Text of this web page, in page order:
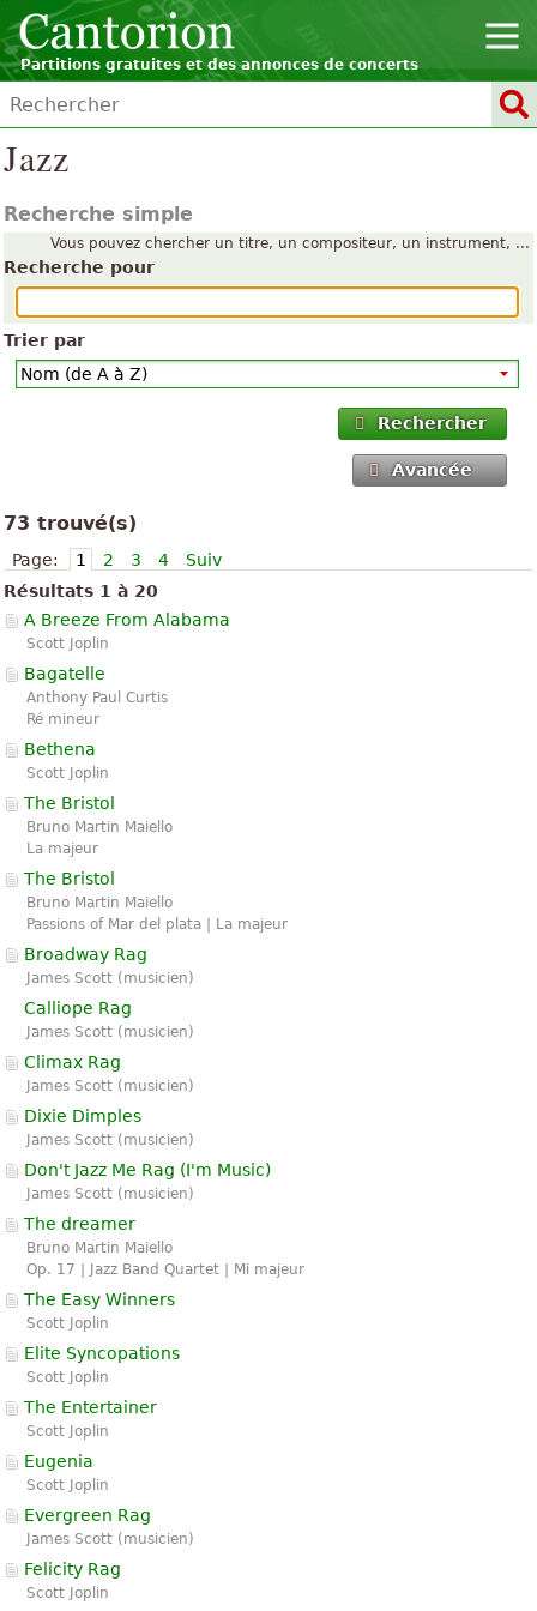
Partitions gratuites et des annonces de concerts
Jazz
Recherche simple
Vous pouvez chercher un titre, un compositeur, un instrument, ...
Recherche pour
Trier par
Rechercher
Avancée
73 trouvé(s)
Page: 1 2 3 4
Suiv
Résultats 1 à 20
A Breeze From Alabama
Scott Joplin
Bagatelle
Anthony Paul Curtis
Ré mineur
Bethena
Scott Joplin
The Bristol
Bruno Martin Maiello
La majeur
The Bristol
Bruno Martin Maiello
Passions of Mar del plata | La majeur
Broadway Rag
James Scott (musicien)
Calliope Rag
James Scott (musicien)
Climax Rag
James Scott (musicien)
Dixie Dimples
James Scott (musicien)
Don't Jazz Me Rag (I'm Music)
James Scott (musicien)
The dreamer
Bruno Martin Maiello
Op. 17 | Jazz Band Quartet | Mi majeur
The Easy Winners
Scott Joplin
Elite Syncopations
Scott Joplin
The Entertainer
Scott Joplin
Eugenia
Scott Joplin
Evergreen Rag
James Scott (musicien)
Felicity Rag
Scott Joplin